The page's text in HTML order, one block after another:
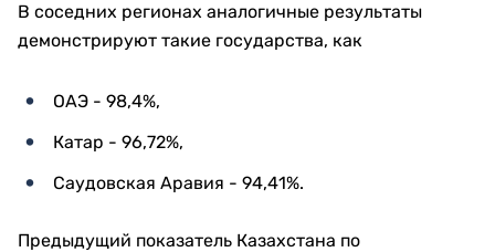
В соседних регионах аналогичные результаты
демонстрируют такие государства, как
ОАЭ - 98,4%,
Катар - 96,72%,
Саудовская Аравия - 94,41%.
Предыдущий показатель Казахстана по